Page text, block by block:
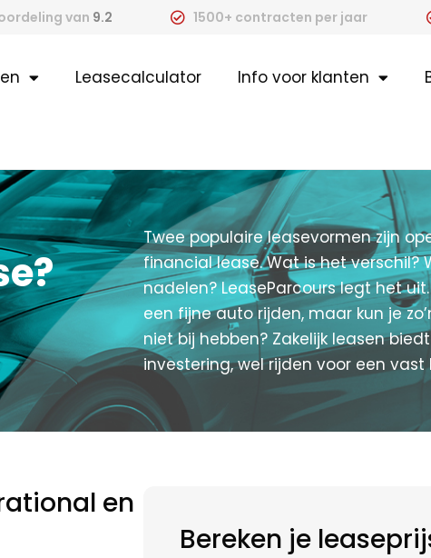
van 9.2 1500+ contracten per jaar
Leasecalculator Info voor klanten
Twee populaire leasevormen zijn
financial lease. Wat is het verschil?
nadelen? LeaseParcours legt het
een fijne auto rijden, maar kun je
niet bij hebben? Zakelijk leasen
investering, wel rijden voor een
en
Bereken je